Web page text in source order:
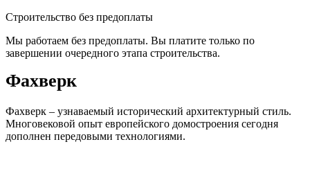
Строительство без предоплаты
Мы работаем без предоплаты. Вы платите только по
завершении очередного этапа строительства.
Фахверк
Фахверк – узнаваемый исторический архитектурный стиль.
Многовековой опыт европейского домостроения сегодня
дополнен передовыми технологиями.